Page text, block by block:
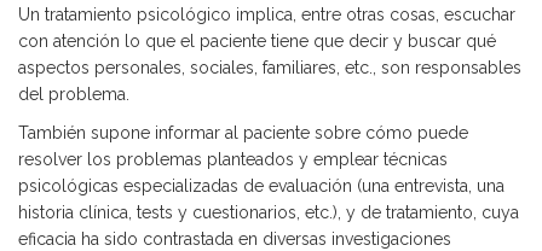
Un tratamiento psicológico implica, entre otras cosas, escuchar
con atención lo que el paciente tiene que decir y buscar qué
aspectos personales, sociales, familiares, etc., son responsables
del problema.
También supone informar al paciente sobre cómo puede
resolver los problemas planteados y emplear técnicas
psicológicas especializadas de evaluación (una entrevista, una
historia clínica, tests y cuestionarios, etc.), y de tratamiento, cuya
eficacia ha sido contrastada en diversas investigaciones